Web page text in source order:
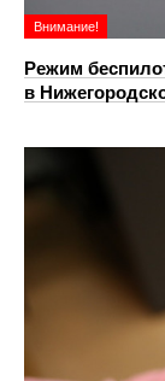
Внимание!
Режим
в